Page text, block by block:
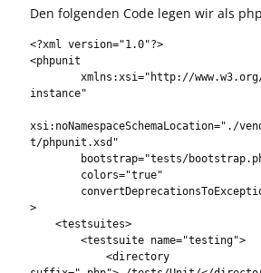
Den folgenden Code legen wir als
<?xml version="1.0"?>
<phpunit
        xmlns:xsi="http://www.w3.org/2001/XMLSchema-
instance"
xsi:noNamespaceSchemaLocation="./
t/phpunit.xsd"
>
    <testsuites>
        <testsuite name="testing">
            <directory